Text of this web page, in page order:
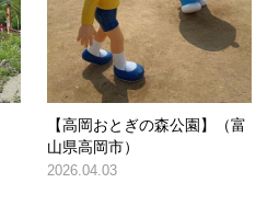
【高岡おとぎの森公園】（富
山県高岡市）
2026.04.03